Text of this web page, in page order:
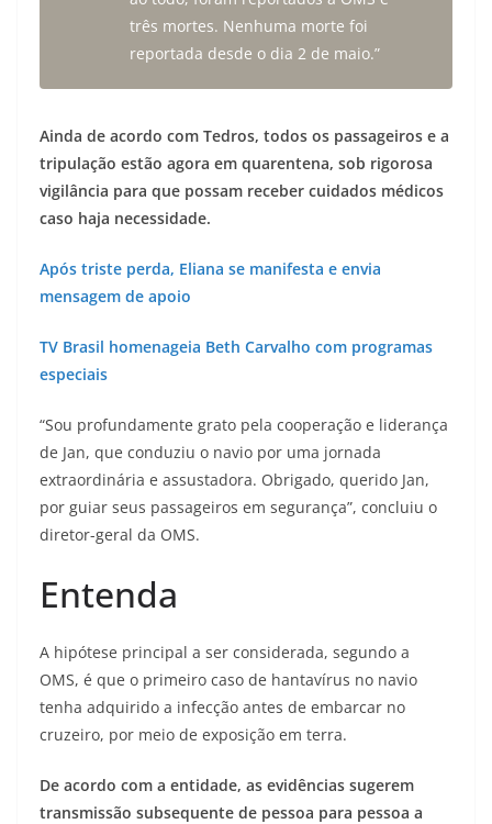
três mortes. Nenhuma morte foi
reportada desde o dia 2 de maio.”
Ainda de acordo com Tedros, todos os passageiros e a
tripulação estão agora em quarentena, sob rigorosa
vigilância para que possam receber cuidados médicos
caso haja necessidade.
Após triste perda, Eliana se manifesta e envia
mensagem de apoio
TV Brasil homenageia Beth Carvalho com programas
especiais
“Sou profundamente grato pela cooperação e liderança
de Jan, que conduziu o navio por uma jornada
extraordinária e assustadora. Obrigado, querido Jan,
por guiar seus passageiros em segurança”, concluiu o
diretor-geral da OMS.
Entenda
A hipótese principal a ser considerada, segundo a
OMS, é que o primeiro caso de hantavírus no navio
tenha adquirido a infecção antes de embarcar no
cruzeiro, por meio de exposição em terra.
De acordo com a entidade, as evidências sugerem
transmissão subsequente de pessoa para pessoa a